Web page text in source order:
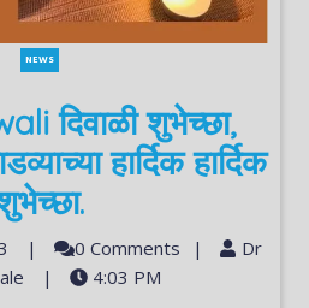
NEWS
दिवाळी शुभेच्छा,
हार्दिक हार्दिक
| 0 Comments |
Dr
| 4:03 PM